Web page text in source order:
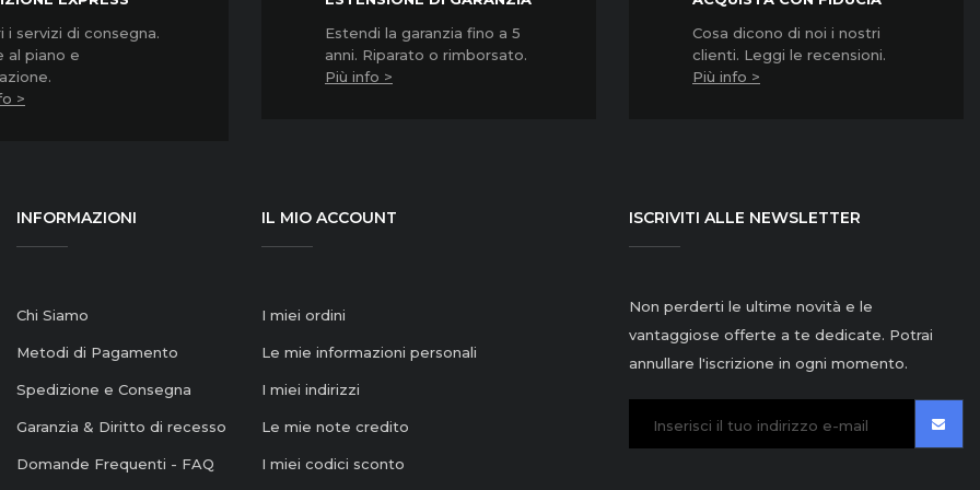
i servizi di consegna.
al piano e
>
Estendi la garanzia fino a 5
anni. Riparato o rimborsato.
Più info >
Cosa dicono di noi i nostri
clienti. Leggi le recensioni.
Più info >
INFORMAZIONI
Chi Siamo
Metodi di Pagamento
Spedizione e Consegna
Garanzia & Diritto di recesso
Domande Frequenti - FAQ
IL MIO ACCOUNT
I miei ordini
Le mie informazioni personali
I miei indirizzi
Le mie note credito
I miei codici sconto
ISCRIVITI ALLE NEWSLETTER
Non perderti le ultime novità e le
vantaggiose offerte a te dedicate. Potrai
annullare l'iscrizione in ogni momento.